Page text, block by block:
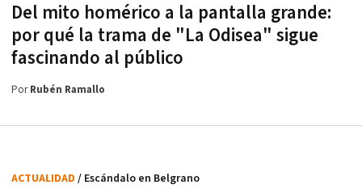
Del mito homérico a la pantalla grande:
por qué la trama de "La Odisea" sigue
fascinando al público
PorRubén Ramallo
ACTUALIDAD / Escándalo en Belgrano